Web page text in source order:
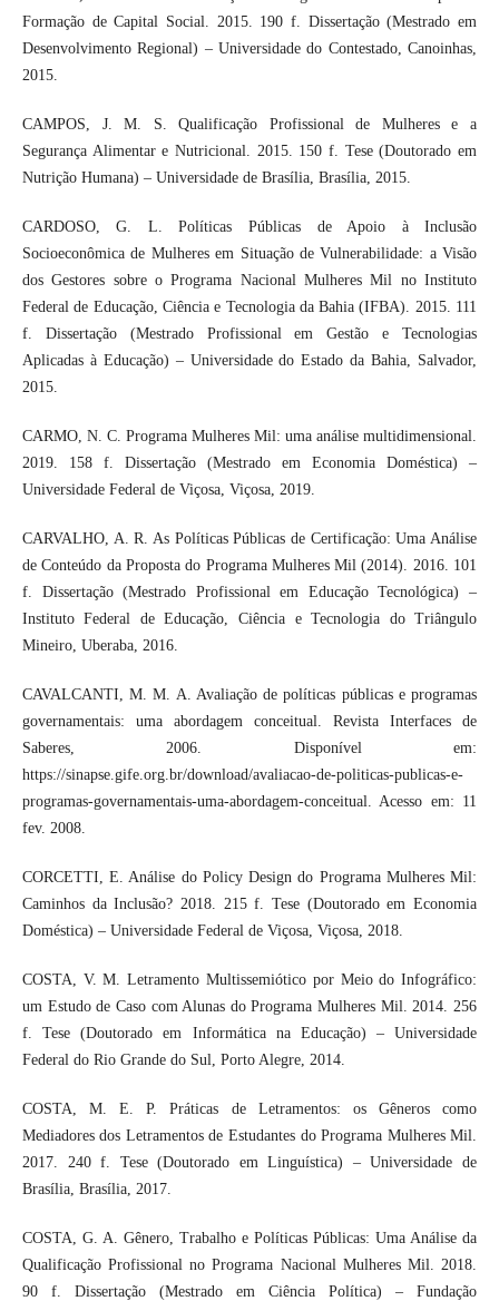
Formação de Capital Social. 2015. 190 f. Dissertação (Mestrado em
Desenvolvimento Regional) – Universidade do Contestado, Canoinhas,
2015.
CAMPOS, J. M. S. Qualificação Profissional de Mulheres e a
Segurança Alimentar e Nutricional. 2015. 150 f. Tese (Doutorado em
Nutrição Humana) – Universidade de Brasília, Brasília, 2015.
CARDOSO, G. L. Políticas Públicas de Apoio à Inclusão
Socioeconômica de Mulheres em Situação de Vulnerabilidade: a Visão
dos Gestores sobre o Programa Nacional Mulheres Mil no Instituto
Federal de Educação, Ciência e Tecnologia da Bahia (IFBA). 2015. 111
f. Dissertação (Mestrado Profissional em Gestão e Tecnologias
Aplicadas à Educação) – Universidade do Estado da Bahia, Salvador,
2015.
CARMO, N. C. Programa Mulheres Mil: uma análise multidimensional.
2019. 158 f. Dissertação (Mestrado em Economia Doméstica) –
Universidade Federal de Viçosa, Viçosa, 2019.
CARVALHO, A. R. As Políticas Públicas de Certificação: Uma Análise
de Conteúdo da Proposta do Programa Mulheres Mil (2014). 2016. 101
f. Dissertação (Mestrado Profissional em Educação Tecnológica) –
Instituto Federal de Educação, Ciência e Tecnologia do Triângulo
Mineiro, Uberaba, 2016.
CAVALCANTI, M. M. A. Avaliação de políticas públicas e programas
governamentais: uma abordagem conceitual. Revista Interfaces de
Saberes, 2006. Disponível em:
https://sinapse.gife.org.br/download/avaliacao-de-politicas-publicas-e-
programas-governamentais-uma-abordagem-conceitual. Acesso em: 11
fev. 2008.
CORCETTI, E. Análise do Policy Design do Programa Mulheres Mil:
Caminhos da Inclusão? 2018. 215 f. Tese (Doutorado em Economia
Doméstica) – Universidade Federal de Viçosa, Viçosa, 2018.
COSTA, V. M. Letramento Multissemiótico por Meio do Infográfico:
um Estudo de Caso com Alunas do Programa Mulheres Mil. 2014. 256
f. Tese (Doutorado em Informática na Educação) – Universidade
Federal do Rio Grande do Sul, Porto Alegre, 2014.
COSTA, M. E. P. Práticas de Letramentos: os Gêneros como
Mediadores dos Letramentos de Estudantes do Programa Mulheres Mil.
2017. 240 f. Tese (Doutorado em Linguística) – Universidade de
Brasília, Brasília, 2017.
COSTA, G. A. Gênero, Trabalho e Políticas Públicas: Uma Análise da
Qualificação Profissional no Programa Nacional Mulheres Mil. 2018.
90 f. Dissertação (Mestrado em Ciência Política) – Fundação